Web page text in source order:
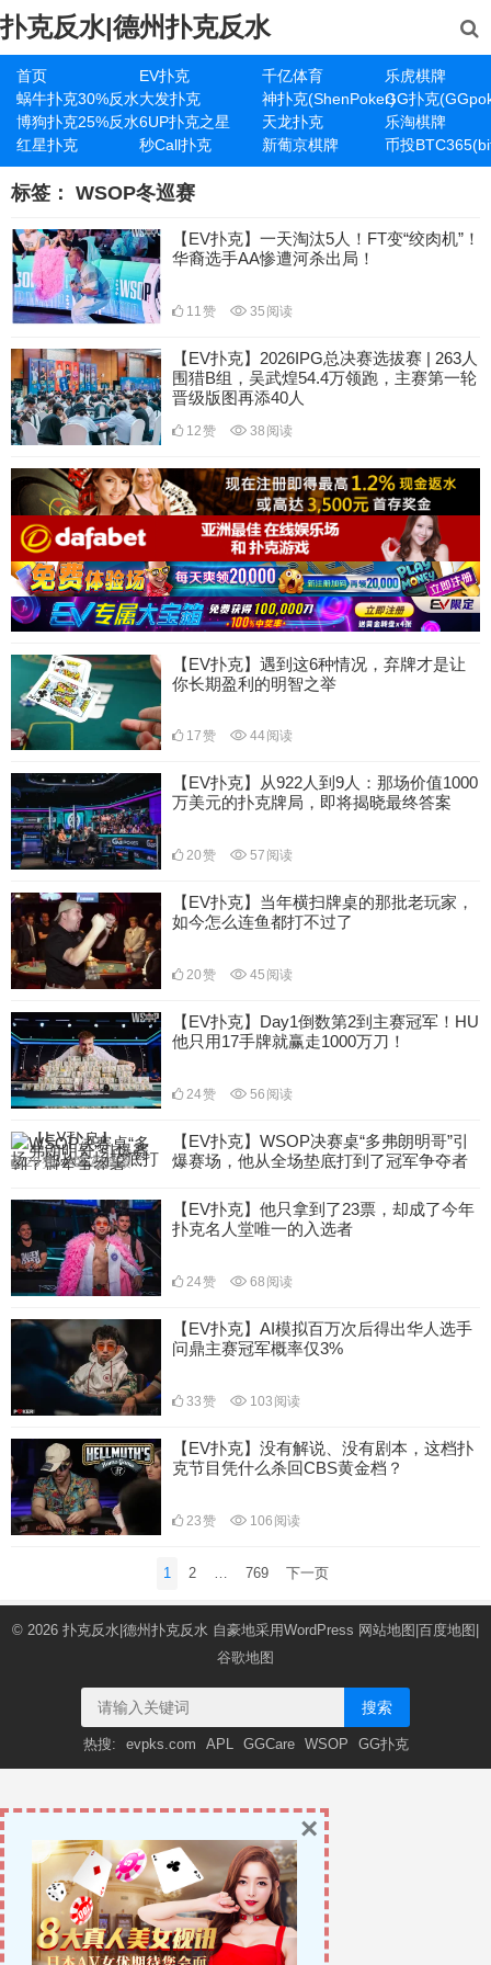
扑克反水|德州扑克反水
首页 EV扑克 千亿体育
乐虎棋牌
蜗牛扑克30%反水大发扑克 神扑克(ShenPoker)GG扑克
博狗扑克25%反水6UP扑克之星 天龙扑克
乐淘棋牌
红星扑克
秒Call扑克 新葡京棋牌 币投
标签： WSOP冬巡赛
【EV扑克】一天淘汰5人！FT变“绞肉机”！
华裔选手AA惨遭河杀出局！
11赞 35 阅读
【EV扑克】2026IPG总决赛选拔赛 | 263人
围猎B组，吴武煌54.4万领跑，主赛第一轮
晋级版图再添40人
12赞 38 阅读
【EV扑克】遇到这6种情况，弃牌才是让
你长期盈利的明智之举
17赞 44阅读
【EV扑克】从922人到9人：那场价值1000
万美元的扑克牌局，即将揭晓最终答案
20赞 57 阅读
【EV扑克】当年横扫牌桌的那批老玩家，
如今怎么连鱼都打不过了
20赞 45 阅读
【EV扑克】Day1倒数第2到主赛冠军！HU
他只用17手牌就赢走1000万刀！
24赞 56 阅读
【EV扑克】WSOP决赛桌“多弗朗明哥”引
爆赛场，他从全场垫底打到了冠军争夺者
29赞 72阅读
【EV扑克】他只拿到了23票，却成了今年
扑克名人堂唯一的入选者
24赞 68 阅读
【EV扑克】AI模拟百万次后得出华人选手
问鼎主赛冠军概率仅3%
33赞 103 阅读
【EV扑克】没有解说、没有剧本，这档扑
克节目凭什么杀回CBS黄金档？
23赞 106 阅读
1 2 769 下一页
© 2026 扑克反水|德州扑克反水 自豪地采用WordPress 网站地图 百度地图
谷歌地图
搜索
热搜: evpks.com APL GGCare WSOP GG扑克
×